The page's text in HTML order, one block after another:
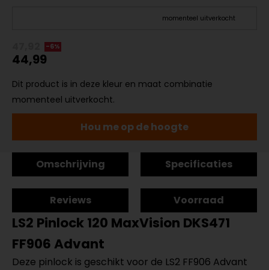
momenteel uitverkocht
-6%
44,99
Dit product is in deze kleur en maat combinatie
momenteel uitverkocht.
Hou me op de hoogte
Omschrijving Specificaties
Reviews Voorraad
LS2 Pinlock 120 MaxVision DKS471
FF906 Advant
Deze pinlock is geschikt voor de LS2 FF906 Advant